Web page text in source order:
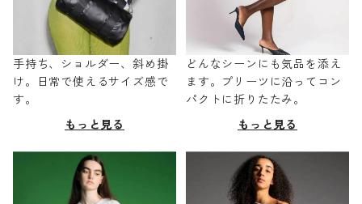
手持ち、ショルダー、斜め掛
け。日常で使えるサイズ感で
す。
もっと見る
どんなシーンにも気品を添え
ます。プリーツに沿ってコン
パクトに折りたたみ。
もっと見る